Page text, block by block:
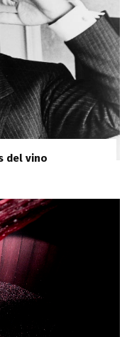
del vino